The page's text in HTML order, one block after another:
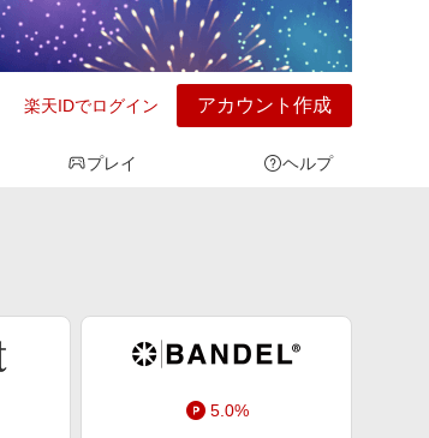
楽天IDでログイン アカウント作成
プレイ ヘルプ
5.0%